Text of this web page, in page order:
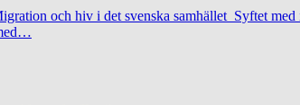
och hiv i det svenska samhället Syftet